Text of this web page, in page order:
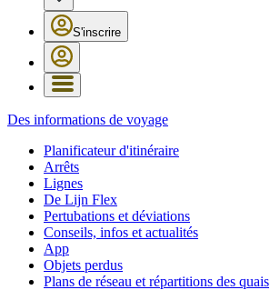
S'inscrire
Des informations de voyage
Planificateur d'itinéraire
Arrêts
Lignes
De Lijn Flex
Pertubations et déviations
Conseils, infos et actualités
App
Objets perdus
Plans de réseau et répartitions des quais